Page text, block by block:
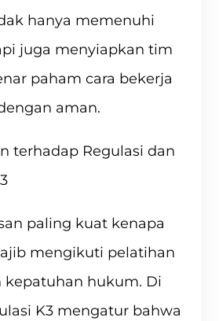
hanya memenuhi
juga menyiapkan tim
paham cara bekerja
aman.
terhadap Regulasi dan
paling kuat kenapa
mengikuti pelatihan
kepatuhan hukum. Di
K3 mengatur bahwa